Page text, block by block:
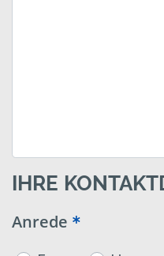
IHRE
Anrede